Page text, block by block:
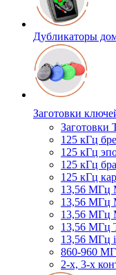
Дубликаторы
Заготовки
Заготовки
125 кГц
125 кГц
125 кГц
125 кГц
13,56 МГц
13,56 МГц
13,56 МГц
13,56 МГц
13,56 МГц
860-960
2-х, 3-х